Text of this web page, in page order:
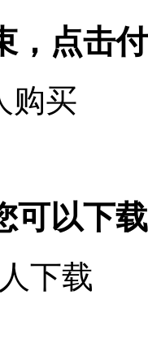
，点击
购买
可以下
人下载